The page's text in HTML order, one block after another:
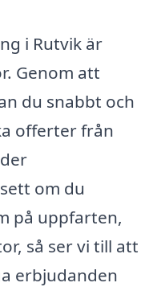
i Rutvik är
Genom att
du snabbt och
offerter från
om du
på uppfarten,
så ser vi till att
erbjudanden